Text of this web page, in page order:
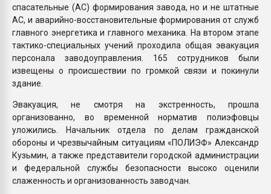
спасательные (АС) формирования завода, но и не штатные
АС, и аварийно-восстановительные формирования от служб
главного энергетика и главного механика. На втором этапе
тактико-специальных учений проходила общая эвакуация
персонала заводоуправления. 165 сотрудников были
извещены о происшествии по громкой связи и покинули
здание.
Эвакуация, не смотря на экстренность, прошла
организованно, во временной норматив полиэфовцы
уложились. Начальник отдела по делам гражданской
обороны и чрезвычайным ситуациям «ПОЛИЭФ» Александр
Кузьмин, а также представители городской администрации
и федеральной службы безопасности высоко оценили
слаженность и организованность заводчан.